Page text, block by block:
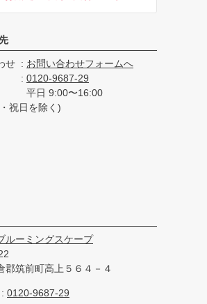
せ
お問い合わせフォームへ
0120-9687-29
平日 9:00〜16:00
祝日を除く)
ルーミングスケープ
郡筑前町高上５６４－４
0120-9687-29